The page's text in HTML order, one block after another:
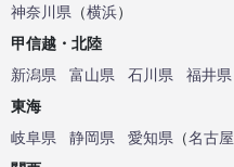
神奈川県 （横浜）
甲信越・北陸
新潟県
富山県 石川県 福井県
東海
岐阜県
静岡県 愛知県 （名古屋